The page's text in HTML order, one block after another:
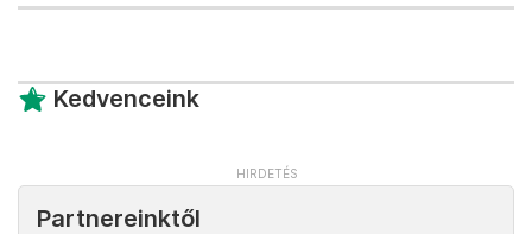
Kedvenceink
Partnereinktől